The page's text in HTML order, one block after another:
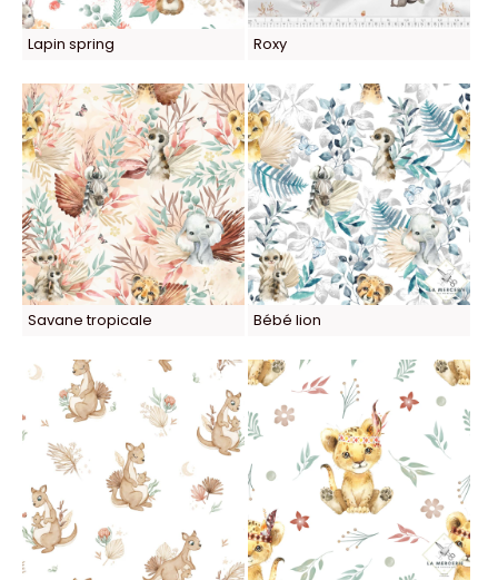
Lapin spring Roxy
Savane tropicale Bébé lion